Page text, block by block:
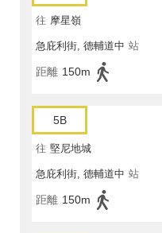
往 摩星嶺
急庇利街, 德輔道中 站
距離 150m
5B
往 堅尼地城
急庇利街, 德輔道中 站
距離 150m